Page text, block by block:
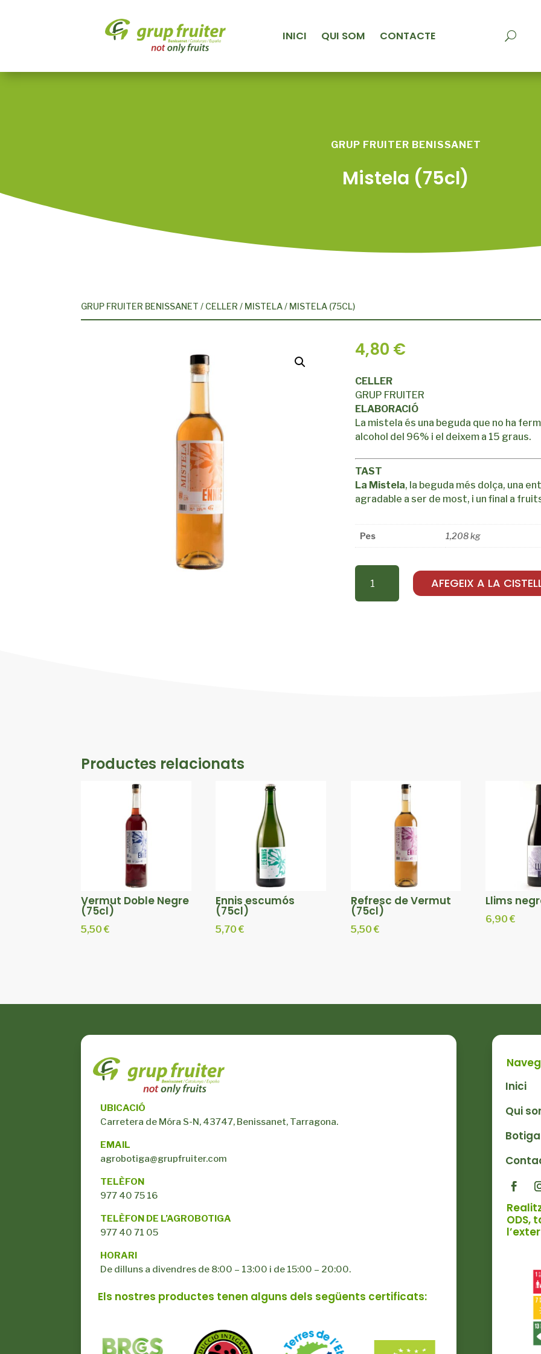
INICI QUI SOM CONTACTE
GRUP FRUITER BENISSANET
Mistela (75cl)
GRUP FRUITER BENISSANET / CELLER / MISTELA/ MISTELA (75CL)
4,80 €
CELLER
GRUP FRUITER
ELABORACIÓ
La mistela és una beguda que no ha
alcohol del 96% i el deixem a 15 graus.
TAST
La Mistela, la beguda més dolça, una
agradable a ser de most, i un final a
Pes 1,208 kg
QUANTITAT
MISTELA
AFEGEIX A LA
Productes relacionats
Vermut Doble Negre
(75cl)
5,50€
Ennis escumós
(75cl)
5,70€
Refresc de Vermut
(75cl)
5,50 €
Llims
6,90 €
UBICACIÓ
Carretera de Móra S-N, 43747, Benissanet, Tarragona.
EMAIL
agrobotiga@grupfruiter.com
TELÈFON
977 40 75 16
TELÈFON DE L’AGROBOTIGA
977 40 71 05
HORARI
De dilluns a divendres de 8:00 – 13:00 i de 15:00 – 20:00.
Els nostres productes tenen alguns dels següents certificats:
Inici
Qui
Botiga
ODS,